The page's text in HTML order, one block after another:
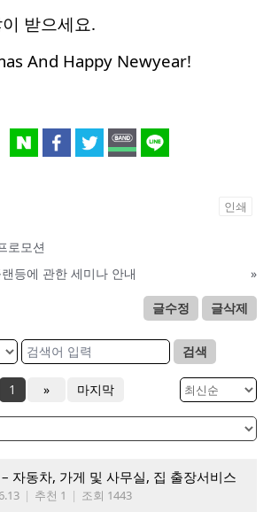
받으세요.
And Happy Newyear!
인쇄
로모션
등에 관한 세미나 안내
»
글수정 글삭제
검색
1 » 마지막
자동차, 가게 및 사무실, 집 출장서비스
| 추천 1 | 조회 1443